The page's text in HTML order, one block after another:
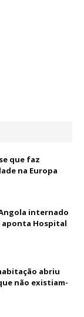
que faz
na Europa
internado
aponta Hospital
abriu
não existiam-